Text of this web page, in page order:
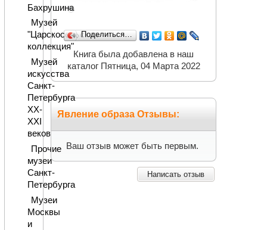
Поделиться…
Книга была добавлена в наш
каталог Пятница, 04 Марта 2022
Явление образа Отзывы:
Ваш отзыв может быть первым.
Написать отзыв
Бахрушина
Музей
"Царскосельская
коллекция"
Музей
искусства
Санкт-
Петербурга
XX-
XXI
веков
Прочие
музеи
Санкт-
Петербурга
Музеи
Москвы
и